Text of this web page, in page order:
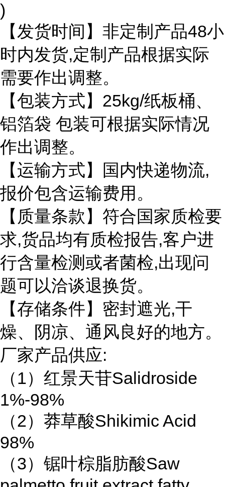
)
【发货时间】非定制产品48小
时内发货,定制产品根据实际
需要作出调整。
【包装方式】25kg/纸板桶、
铝箔袋 包装可根据实际情况
作出调整。
【运输方式】国内快递物流,
报价包含运输费用。
【质量条款】符合国家质检要
求,货品均有质检报告,客户进
行含量检测或者菌检,出现问
题可以洽谈退换货。
【存储条件】密封遮光,干
燥、阴凉、通风良好的地方。
厂家产品供应:
（1）红景天苷Salidroside
1%-98%
（2）莽草酸Shikimic Acid
98%
（3）锯叶棕脂肪酸Saw